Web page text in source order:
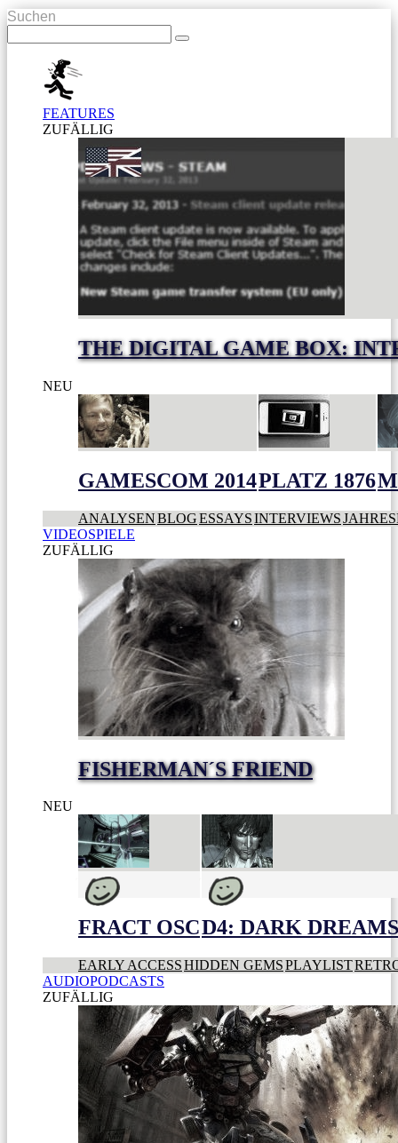
Suchen
FEATURES
ZUFÄLLIG
THE DIGITAL GAME BOX:
NEU
GAMESCOM 2014PLATZ 1876
ANALYSENBLOGESSAYSINTERVIEWS
VIDEOSPIELE
ZUFÄLLIG
FISHERMAN´S FRIEND
NEU
FRACT OSCD4: DARK
EARLY ACCESSHIDDEN GEMSPLAYLIST
AUDIOPODCASTS
ZUFÄLLIG